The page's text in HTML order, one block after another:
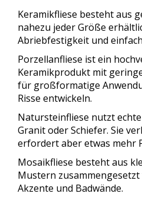
Keramikfliese besteht aus
nahezu jeder Größe
Abriebfestigkeit und
Porzellanfliese ist ein
Keramikprodukt mit
für großformatige
Risse entwickeln.
Natursteinfliese nutzt
Granit oder Schiefer. Sie
erfordert aber etwas mehr
Mosaikfliese besteht aus
Mustern zusammengesetzt
Akzente und Badwände.